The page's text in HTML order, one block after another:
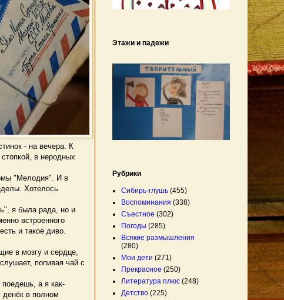
- на вечера. К
в неродных
"Мелодия". И в
Хотелось
я была рада, но и
встроенного
и такое диво.
в мозгу и сердце,
попивая чай с
а я как-
в полном
Этажи и падежи
Рубрики
Сибирь-глушь (455)
Воспоминания (338)
Съестное (302)
Погоды (285)
Всякие размышления
(280)
Мои дети (271)
Прекрасное (250)
Литература плюс (248)
Детство (225)